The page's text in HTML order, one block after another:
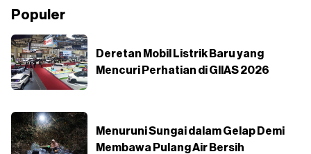
Populer
Deretan Mobil Listrik Baru yang
Mencuri Perhatian di GIIAS 2026
Menuruni Sungai dalam Gelap Demi
Membawa Pulang Air Bersih